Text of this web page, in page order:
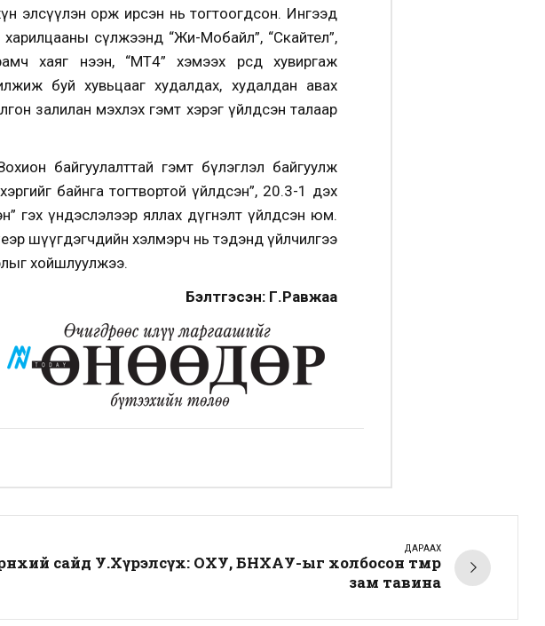
элсүүлэн орж ирсэн нь тогтоогдсон. Ингээд
харилцааны сүлжээнд “Жи-Мобайл”, “Скайтел”,
хаяг нээн, “МТ4” хэмээх өөрсдөө хувиргаж
буй хувьцааг худалдах, худалдан авах
залилан мэхлэх гэмт хэрэг үйлдсэн талаар
байгуулалттай гэмт бүлэглэл байгуулж
байнга тогтвортой үйлдсэн”, 20.3-1 дэх
гэх үндэслэлээр яллах дүгнэлт үйлдсэн юм.
шүүгдэгчдийн хэлмэрч нь тэдэнд үйлчилгээ
хойшлуулжээ.
Бэлтгэсэн: Г.Равжаа
ДАРААХ
сайд У.Хүрэлсүх: ОХУ, БНХАУ-ыг холбосон төмөр
зам тавина